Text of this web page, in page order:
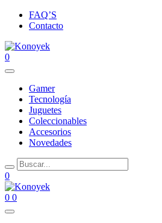
FAQ’S
Contacto
0
Gamer
Tecnología
Juguetes
Coleccionables
Accesorios
Novedades
0
0 0